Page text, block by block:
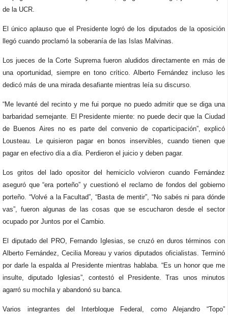
de la UCR.
El único aplauso que el Presidente logró de los diputados de la oposición
llegó cuando proclamó la soberanía de las Islas Malvinas.
Los jueces de la Corte Suprema fueron aludidos directamente en más de
una oportunidad, siempre en tono crítico. Alberto Fernández incluso les
dedicó más de una mirada desafiante mientras leía su discurso.
“Me levanté del recinto y me fui porque no puedo admitir que se diga una
barbaridad semejante. El Presidente miente: no puede decir que la Ciudad
de Buenos Aires no es parte del convenio de coparticipación”, explicó
Lousteau. Le quisieron pagar en bonos inservibles, cuando tienen que
pagar en efectivo día a día. Perdieron el juicio y deben pagar.
Los gritos del lado opositor del hemiciclo volvieron cuando Fernández
aseguró que “era porteño” y cuestionó el reclamo de fondos del gobierno
porteño. “Volvé a la Facultad”, “Basta de mentir”, “No sabés ni para dónde
vas”, fueron algunas de las cosas que se escucharon desde el sector
ocupado por Juntos por el Cambio.
El diputado del PRO, Fernando Iglesias, se cruzó en duros términos con
Alberto Fernández, Cecilia Moreau y varios diputados oficialistas. Terminó
por darle la espalda al Presidente mientras hablaba. “Es un honor que me
insulte, diputado Iglesias”, contestó el Presidente. Tras unos minutos
agarró su mochila y abandonó su banca.
Varios integrantes del Interbloque Federal, como Alejandro “Topo”